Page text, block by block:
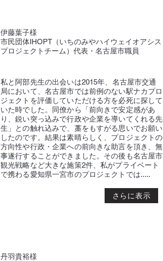
伊藤葉子様
市民団体IHOPT（いちのみやハイウェイオアシス
プロジェクトチーム）代表・名古屋市職員
私と阿部先生の出会いは2015年、名古屋市交通
局において、名古屋市では前例のない駅ナカプロ
ジェクトを評価していただける方を必死に探して
いた時でした。同僚から「前向きで安定感があ
り、鋭い突っ込みで行政や企業を導いてくれる先
生」との触れ込みで、藁をもすがる思いでお願い
したのです。結果は素晴らしく、プロジェクトの
方向性や行政・企業への前向きな助言を頂き、無
事遂行することができました。その後も名古屋市
観光戦略など大きな施策2件、私がプライベート
で携わる愛知県一宮市のプロジェクトでは.....
さらに表示
丹羽貴裕様